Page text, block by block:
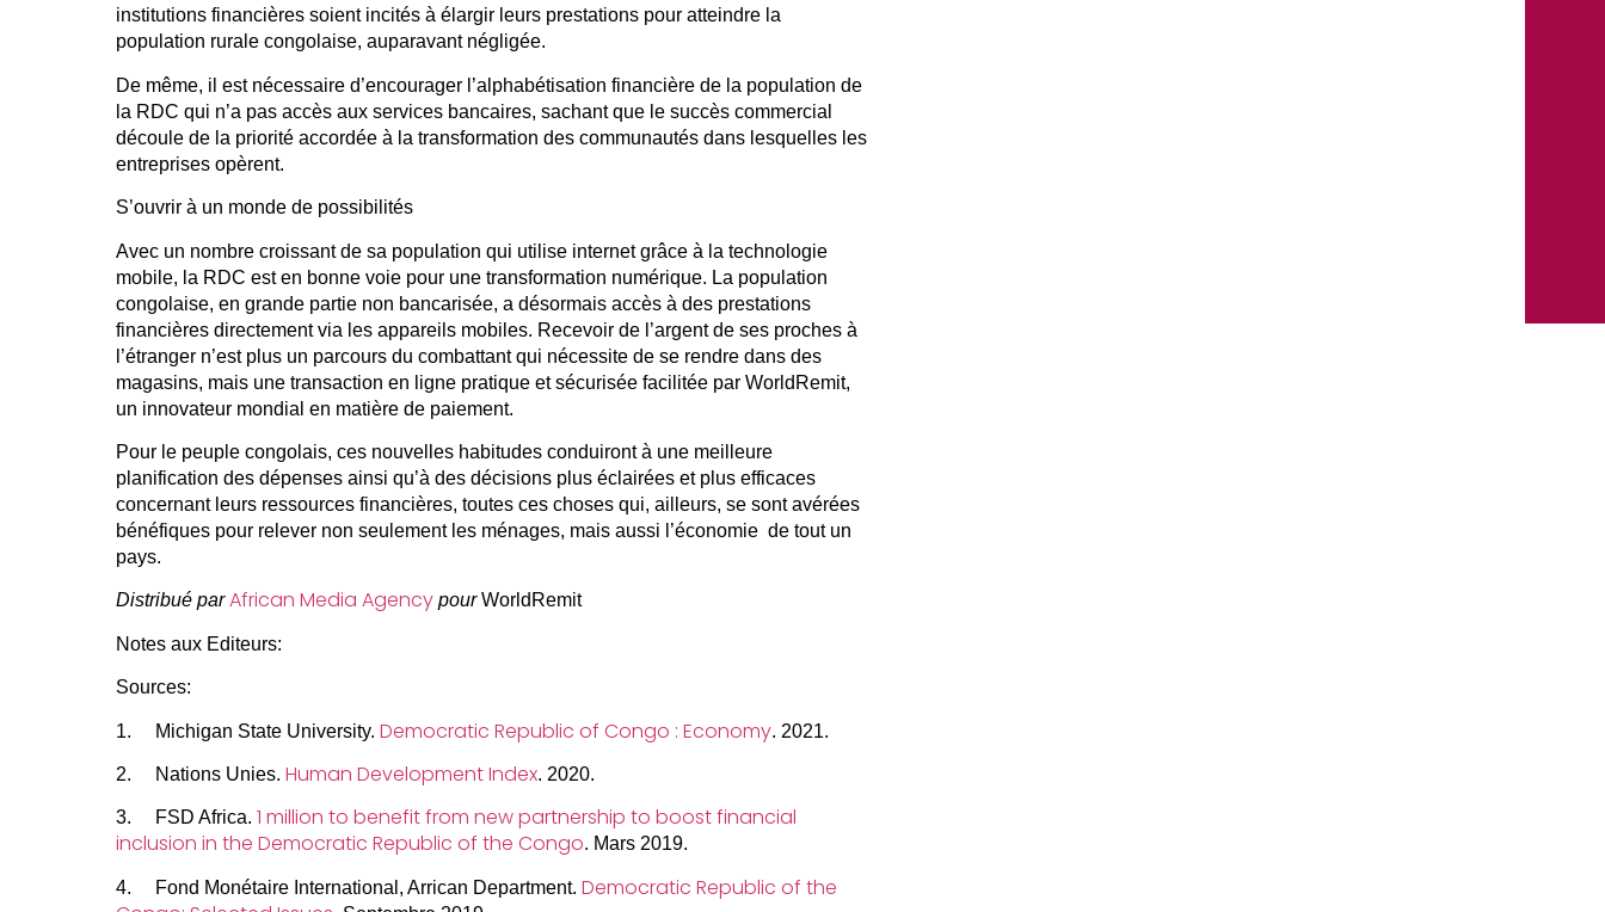
institutions financières soient incités à élargir leurs prestations pour atteindre la
population rurale congolaise, auparavant négligée.
De même, il est nécessaire d’encourager l’alphabétisation financière de la population de
la RDC qui n’a pas accès aux services bancaires, sachant que le succès commercial
découle de la priorité accordée à la transformation des communautés dans lesquelles les
entreprises opèrent.
S’ouvrir à un monde de possibilités
Avec un nombre croissant de sa population qui utilise internet grâce à la technologie
mobile, la RDC est en bonne voie pour une transformation numérique. La population
congolaise, en grande partie non bancarisée, a désormais accès à des prestations
financières directement via les appareils mobiles. Recevoir de l’argent de ses proches à
l’étranger n’est plus un parcours du combattant qui nécessite de se rendre dans des
magasins, mais une transaction en ligne pratique et sécurisée facilitée par WorldRemit,
un innovateur mondial en matière de paiement.
Pour le peuple congolais, ces nouvelles habitudes conduiront à une meilleure
planification des dépenses ainsi qu’à des décisions plus éclairées et plus efficaces
concernant leurs ressources financières, toutes ces choses qui, ailleurs, se sont avérées
bénéfiques pour relever non seulement les ménages, mais aussi l’économie de tout un
pays.
Distribué parAfrican Media AgencypourWorldRemit
Notes aux Editeurs:
Sources:
1. Michigan State University. Democratic Republic of Congo : Economy. 2021.
2. Nations Unies. Human Development Index. 2020.
3. FSD Africa. 1 million to benefit from new partnership to boost financial
inclusion in the Democratic Republic of the Congo. Mars 2019.
4. Fond Monétaire International, Arrican Department. Democratic Republic of the